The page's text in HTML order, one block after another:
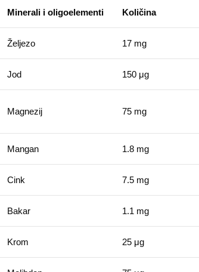
Minerali i oligoelementi Količina
Željezo 17 mg
Jod 150 μg
Magnezij 75 mg
Mangan 1.8 mg
Cink 7.5 mg
Bakar 1.1 mg
Krom 25 μg